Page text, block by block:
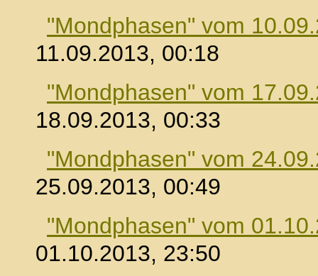
"Mondphasen" vom
11.09.2013, 00:18
"Mondphasen" vom
18.09.2013, 00:33
"Mondphasen" vom
25.09.2013, 00:49
"Mondphasen" vom
01.10.2013, 23:50